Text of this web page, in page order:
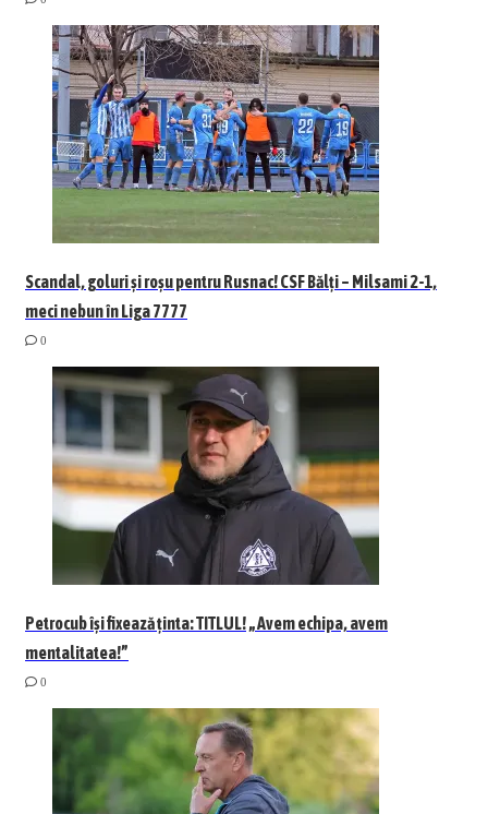
Scandal, goluri și roșu pentru Rusnac! CSF Bălți – Milsami 2-1,
meci nebun în Liga 7777
0
Petrocub își fixează ținta: TITLUL! „Avem echipa, avem
mentalitatea!”
0